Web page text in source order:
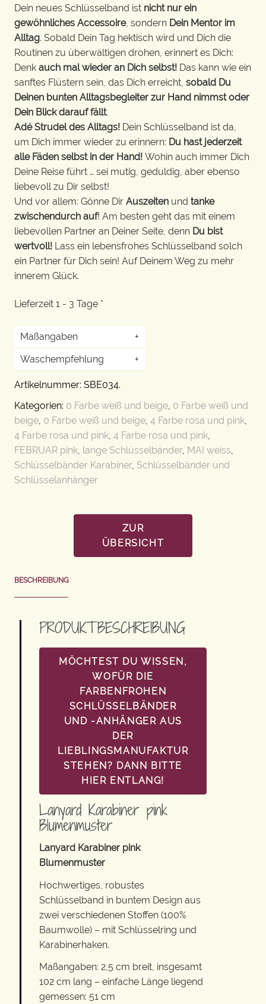
Dein neues Schlüsselband ist nicht nur ein
gewöhnliches Accessoire, sondern Dein Mentor im
Alltag. Sobald Dein Tag hektisch wird und Dich die
Routinen zu überwältigen drohen, erinnert es Dich:
Denk auch mal wieder an Dich selbst! Das kann wie ein
sanftes Flüstern sein, das Dich erreicht, sobald Du
Deinen bunten Alltagsbegleiter zur Hand nimmst oder
Dein Blick darauf fällt.
Adé Strudel des Alltags! Dein Schlüsselband ist da,
um Dich immer wieder zu erinnern: Du hast jederzeit
alle Fäden selbst in der Hand! Wohin auch immer Dich
Deine Reise führt … sei mutig, geduldig, aber ebenso
liebevoll zu Dir selbst!
Und vor allem: Gönne Dir Auszeiten und tanke
zwischendurch auf! Am besten geht das mit einem
liebevollen Partner an Deiner Seite, denn Du bist
wertvoll! Lass ein lebensfrohes Schlüsselband solch
ein Partner für Dich sein! Auf Deinem Weg zu mehr
innerem Glück.
Lieferzeit 1 - 3 Tage *
Maßangaben
+
Waschempfehlung
+
Artikelnummer: SBE034.
Kategorien: 0 Farbe weiß und beige, 0 Farbe weiß und
beige, 0 Farbe weiß und beige, 4 Farbe rosa und pink,
4 Farbe rosa und pink, 4 Farbe rosa und pink,
FEBRUAR pink, lange Schlüsselbänder, MAI weiss,
Schlüsselbänder Karabiner, Schlüsselbänder und
Schlüsselanhänger
ZUR
ÜBERSICHT
BESCHREIBUNG
PRODUKTBESCHREIBUNG
MÖCHTEST DU WISSEN,
WOFÜR DIE
FARBENFROHEN
SCHLÜSSELBÄNDER
UND -ANHÄNGER AUS
DER
LIEBLINGSMANUFAKTUR
STEHEN? DANN BITTE
HIER ENTLANG!
Lanyard Karabiner pink
Blumenmuster
Lanyard Karabiner pink
Blumenmuster
Hochwertiges, robustes
Schlüsselband in buntem Design aus
zwei verschiedenen Stoffen (100%
Baumwolle) – mit Schlüsselring und
Karabinerhaken.
Maßangaben: 2,5 cm breit, insgesamt
102 cm lang – einfache Länge liegend
gemessen: 51 cm